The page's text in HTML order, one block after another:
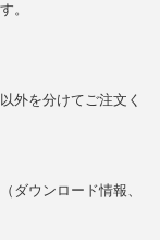
。
外を分けてご注文く
ダウンロード情報、